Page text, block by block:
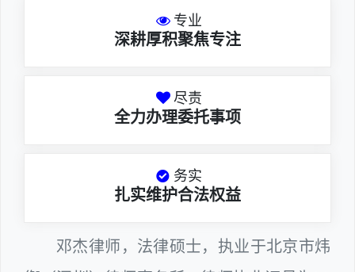
专业
深耕厚积聚焦专注
尽责
全力办理委托事项
务实
扎实维护合法权益
邓杰律师，法律硕士，执业于北京市炜